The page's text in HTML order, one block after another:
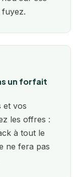
fuyez.
un forfait
et vos
les offres :
à tout le
ne fera pas